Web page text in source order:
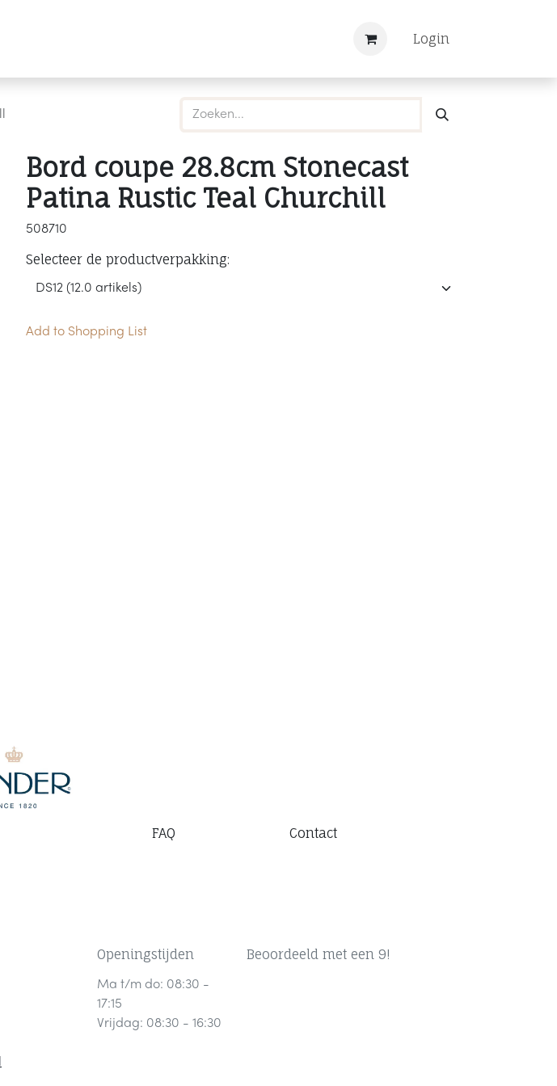
Login
Bord coupe 28.8cm Stonecast
Patina Rustic Teal Churchill
508710
Selecteer de productverpakking:
Add to Shopping List
Openingstijden
Ma t/m do: 08:30 -
17:15
Vrijdag: 08:30 - 16:30
Beoordeeld met een 9!
Contact
FAQ